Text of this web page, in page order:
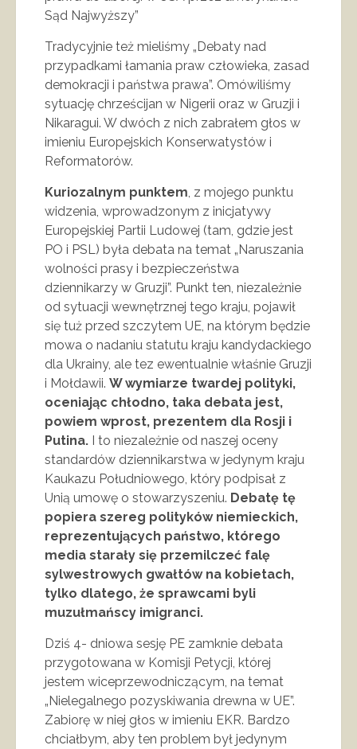
Sąd Najwyższy”
Tradycyjnie też mieliśmy „Debaty nad
przypadkami łamania praw człowieka, zasad
demokracji i państwa prawa”. Omówiliśmy
sytuację chrześcijan w Nigerii oraz w Gruzji i
Nikaragui. W dwóch z nich zabrałem głos w
imieniu Europejskich Konserwatystów i
Reformatorów.
Kuriozalnym punktem, z mojego punktu
widzenia, wprowadzonym z inicjatywy
Europejskiej Partii Ludowej (tam, gdzie jest
PO i PSL) była debata na temat „Naruszania
wolności prasy i bezpieczeństwa
dziennikarzy w Gruzji”. Punkt ten, niezależnie
od sytuacji wewnętrznej tego kraju, pojawił
się tuż przed szczytem UE, na którym będzie
mowa o nadaniu statutu kraju kandydackiego
dla Ukrainy, ale tez ewentualnie właśnie Gruzji
i Mołdawii. W wymiarze twardej polityki,
oceniając chłodno, taka debata jest,
powiem wprost, prezentem dla Rosji i
Putina. I to niezależnie od naszej oceny
standardów dziennikarstwa w jedynym kraju
Kaukazu Południowego, który podpisał z
Unią umowę o stowarzyszeniu. Debatę tę
popiera szereg polityków niemieckich,
reprezentujących państwo, którego
media starały się przemilczeć falę
sylwestrowych gwałtów na kobietach,
tylko dlatego, że sprawcami byli
muzułmańscy imigranci.
Dziś 4- dniowa sesję PE zamknie debata
przygotowana w Komisji Petycji, której
jestem wiceprzewodniczącym, na temat
„Nielegalnego pozyskiwania drewna w UE”.
Zabiorę w niej głos w imieniu EKR. Bardzo
chciałbym, aby ten problem był jedynym